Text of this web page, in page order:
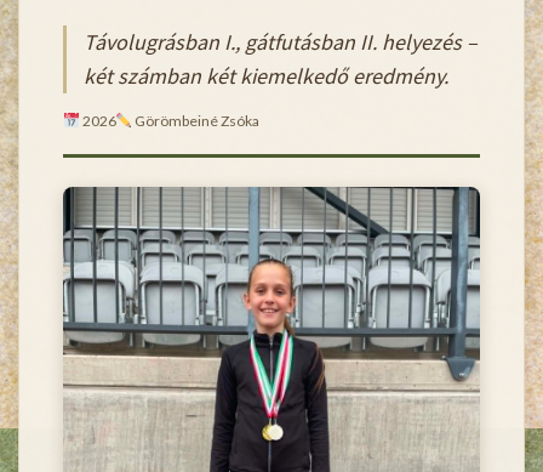
Távolugrásban I., gátfutásban II. helyezés –
két számban két kiemelkedő eredmény.
2026 Görömbeiné Zsóka